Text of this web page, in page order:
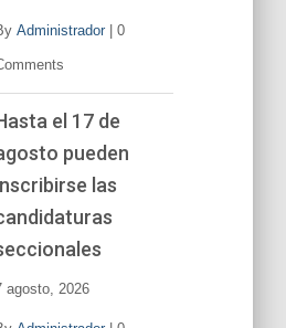
Administrador| 0
el 17 de
pueden
las
agosto, 2026